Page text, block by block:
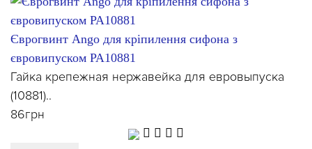
Єврогвинт Ango для кріпилення сифона з
євровипуском PA10881
Гайка крепежная нержавейка для евровыпуска
(10881)..
86грн